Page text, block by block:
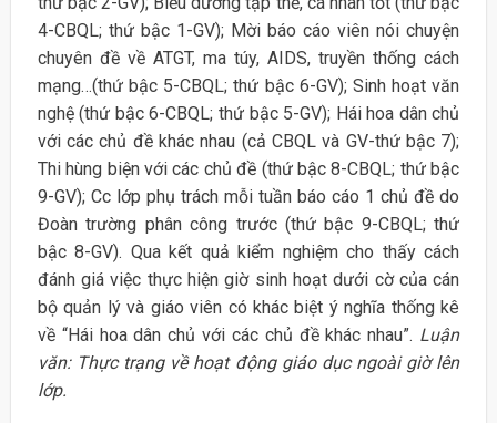
4-CBQL; thứ bậc 1-GV); Mời báo cáo viên nói chuyện
chuyên đề về ATGT, ma túy, AIDS, truyền thống cách
mạng…(thứ bậc 5-CBQL; thứ bậc 6-GV); Sinh hoạt văn
nghệ (thứ bậc 6-CBQL; thứ bậc 5-GV); Hái hoa dân chủ
với các chủ đề khác nhau (cả CBQL và GV-thứ bậc 7);
Thi hùng biện với các chủ đề (thứ bậc 8-CBQL; thứ bậc
9-GV); Cc lớp phụ trách mỗi tuần báo cáo 1 chủ đề do
Đoàn trường phân công trước (thứ bậc 9-CBQL; thứ
bậc 8-GV). Qua kết quả kiểm nghiệm cho thấy cách
đánh giá việc thực hiện giờ sinh hoạt dưới cờ của cán
bộ quản lý và giáo viên có khác biệt ý nghĩa thống kê
về “Hái hoa dân chủ với các chủ đề khác nhau”. Luận
văn: Thực trạng về hoạt động giáo dục ngoài giờ lên
lớp.